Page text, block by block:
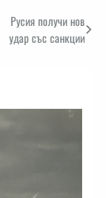
Русия получи нов
удар със санкции